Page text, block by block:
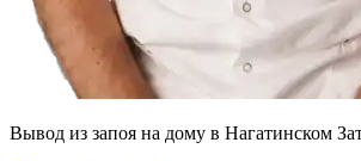
Вывод из запоя на дому в Нагатинском